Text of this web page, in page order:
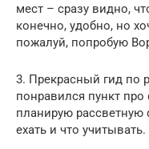
мест – сразу видно,
конечно, удобно, но
пожалуй, попробую
3. Прекрасный гид по
понравился пункт про
планирую рассветную
ехать и что